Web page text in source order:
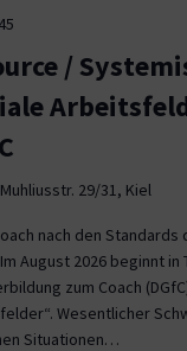
/
Muhliusstr. 29/31, Kiel
nach den
August 2026 beginnt
zum Coach
Wesentlicher
Situationen…